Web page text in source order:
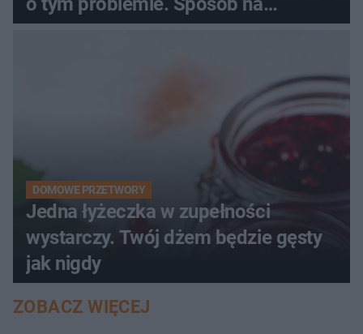
pociemniałą biżuterię
DOMOWE PRZETWORY
Jedna łyżeczka w zupełności
wystarczy. Twój dżem będzie gęsty
jak nigdy
ZOBACZ WIĘCEJ